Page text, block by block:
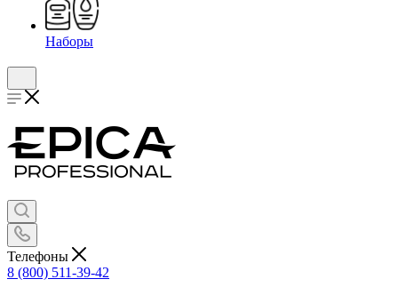
Наборы
Телефоны
8 (800) 511-39-42